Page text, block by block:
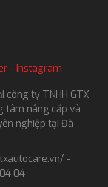
- Instagram -
công ty TNHH GTX
tâm nâng cấp và
nghiệp tại Đà
-
04